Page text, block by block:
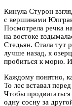
Кинула Стурон
с вершинами
Посмотрела речка
на востоке
Стедьян. Стала тут
лучше назад, к
пробиться к морю. И
Каждому понятно,
То лес вставал
Чтобы
одну сосну за